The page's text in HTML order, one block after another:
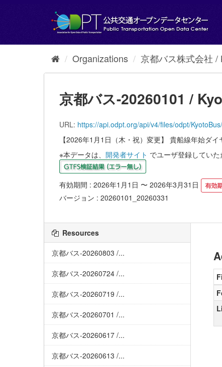
Organizations 京都バス株式会社 /
京都バス-20260101 /
URL: https://api.odpt.org/api/v4/files/odpt/
【2026年1月1日（木・祝）変更】 貴船線年始ダイ
※本データは、 開発者サイト でユーザ登録していた
有効期間 : 2026年1月1日 〜 2026年3月31日
バージョン : 20260101_20260331
Resources
京都バス-20260803 /...
京都バス-20260724 /...
京都バス-20260719 /...
京都バス-20260701 /...
京都バス-20260617 /...
京都バス-20260613 /...